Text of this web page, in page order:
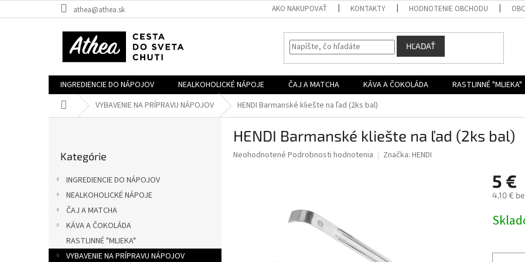
na
athea@athea.sk AKO NAKUPOVAŤ KONTAKTY HODNOTENIE OBCHODU
HĽADAŤ
INGREDIENCIE DO NÁPOJOV NEALKOHOLICKÉ NÁPOJE ČAJ A MATCHA KÁVA A ČOKOLÁDA RASTLINNÉ "MLIEKA"
DomovVYBAVENIE NA PRÍPRAVU NÁPOJOV HENDI Barmanské kliešte na ľad (2ks bal)
kategórie
Kategórie
INGREDIENCIE DO NÁPOJOV
NEALKOHOLICKÉ NÁPOJE
ČAJ A MATCHA
KÁVA A ČOKOLÁDA
RASTLINNÉ "MLIEKA"
VYBAVENIE NA PRÍPRAVU NÁPOJOV
HENDI Barmanské kliešte na ľad (2ks bal)
Priemerné
Neohodnotené Podrobnosti hodnotenia Značka: HENDI
5 €
4,10 €
cena: